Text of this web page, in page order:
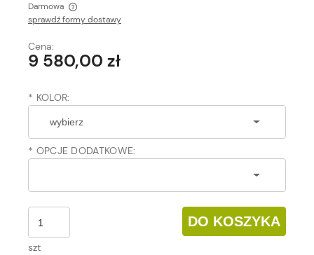
Darmowa
Cena nie zawiera ewentualnych kosztów płatności
sprawdź formy dostawy
Cena:
9 580,00 zł
* KOLOR:
* OPCJE DODATKOWE:
szt
DO KOSZYKA